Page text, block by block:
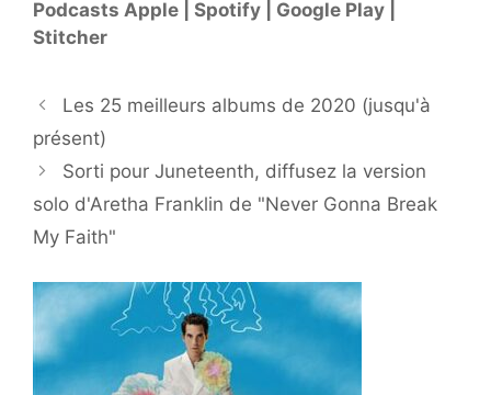
Podcasts Apple | Spotify | Google Play |
Stitcher
Les 25 meilleurs albums de 2020 (jusqu'à
présent)
Sorti pour Juneteenth, diffusez la version
solo d'Aretha Franklin de "Never Gonna Break
My Faith"